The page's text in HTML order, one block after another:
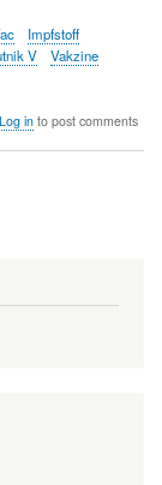
Impfstoff
V
Vakzine
Log into post comments